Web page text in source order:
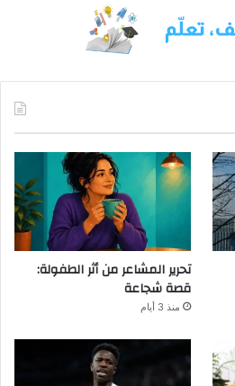
تحرير المشاعر من أثر الطفولة:
قصة شجاعة
منذ 3 أيام